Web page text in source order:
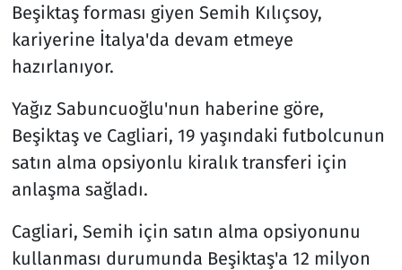
Beşiktaş forması giyen Semih Kılıçsoy,
kariyerine İtalya'da devam etmeye
hazırlanıyor.
Yağız Sabuncuoğlu'nun haberine göre,
Beşiktaş ve Cagliari, 19 yaşındaki futbolcunun
satın alma opsiyonlu kiralık transferi için
anlaşma sağladı.
Cagliari, Semih için satın alma opsiyonunu
kullanması durumunda Beşiktaş'a 12 milyon
Seçim 2023
Spor
Teknoloji ve Bilim
Televizyon